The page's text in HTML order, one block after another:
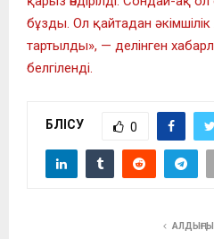
бұзды. Ол қайтадан әкімшілік
тартылды», — делінген
белгіленді.
БӨЛІСУ 0